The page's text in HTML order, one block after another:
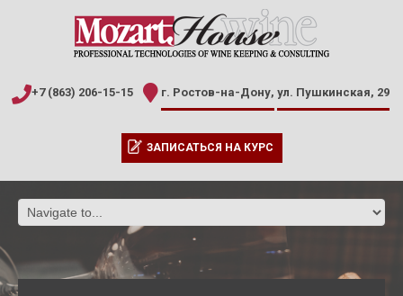
+7 (863) 206-15-15 г. Ростов-на-Дону, ул. Пушкинская, 29
ЗАПИСАТЬСЯ НА КУРС